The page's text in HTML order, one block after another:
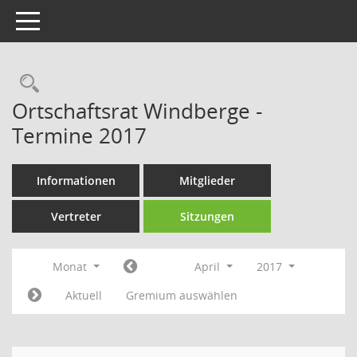
Toggle navigation
Rechercheauswahl
Ortschaftsrat Windberge -
Termine 2017
Informationen Mitglieder
Vertreter Sitzungen
Monat April
2017
Aktuell
Gremium auswählen